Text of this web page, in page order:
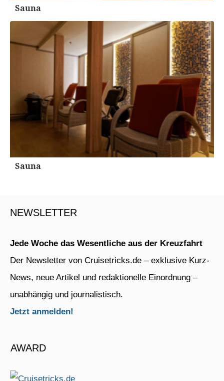
Sauna
Sauna
NEWSLETTER
Jede Woche das Wesentliche aus der Kreuzfahrt
Der Newsletter von Cruisetricks.de – exklusive Kurz-
News, neue Artikel und redaktionelle Einordnung –
unabhängig und journalistisch.
Jetzt anmelden!
AWARD